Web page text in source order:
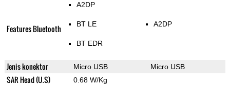
Features Bluetooth
A2DP
BT LE
BT EDR
A2DP
Jenis konektor Micro USB Micro USB
SAR Head (U.S) 0.68 W/Kg